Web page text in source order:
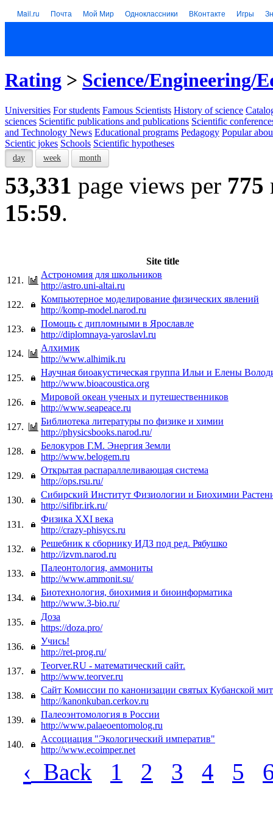
Mail.ru Почта Мой Мир Одноклассники ВКонтакте Игры
Rating > Science/Engineering/
Universities For students Famous Scientists History of science
sciences Scientific publications and publications Scientific
and Technology News Educational programs Pedagogy Popular
Scientic jokes Schools Scientific hypotheses
day week month
53,331 page views per 775
15:59.
Site title
121.
Астрономия для школьников
http://astro.uni-altai.ru
122.
Компьютерное моделирование физических явлений
http://komp-model.narod.ru
123.
Помощь с дипломными в Ярославле
http://diplomnaya-yaroslavl.ru
124.
Алхимик
http://www.alhimik.ru
125.
Научная биоакустическая группа Ильи и Елены
http://www.bioacoustica.org
126.
Мировой океан ученых и путешественников
http://www.seapeace.ru
127.
Библиотека литературы по физике и химии
http://physicsbooks.narod.ru/
128.
Белокуров Г.М. Энергия Земли
http://www.belogem.ru
129.
Открытая распараллеливающая система
http://ops.rsu.ru/
130.
Сибирский Институт Физиологии и Биохимии
http://sifibr.irk.ru/
131.
Физика XXI века
http://crazy-phisycs.ru
132.
Решебник к сборнику ИДЗ под ред. Рябушко
http://izvm.narod.ru
133.
Палеонтология, аммониты
http://www.ammonit.su/
134.
Биотехнология, биохимия и биоинформатика
http://www.3-bio.ru/
135.
Доза
https://doza.pro/
136.
Учись!
http://ret-prog.ru/
137.
Teorver.RU - математический сайт.
http://www.teorver.ru
138.
Сайт Комиссии по канонизации святых Кубанской
http://kanonkuban.cerkov.ru
139.
Палеоэнтомология в России
http://www.palaeoentomolog.ru
140.
Ассоциация "Экологический императив"
http://www.ecoimper.net
‹ Back 1 2 3 4 5